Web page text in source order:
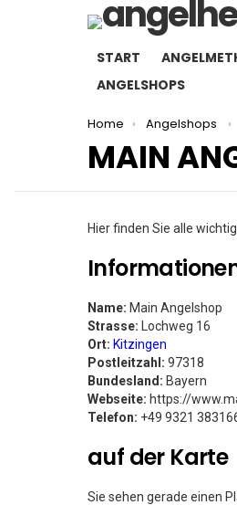
START
ANGELSHOPS
You are here:
Home Angelshops
MAIN
Hier finden Sie alle
Name: Main Angelshop
Strasse: Lochweg 16
Ort: Kitzingen
Postleitzahl: 97318
Bundesland: Bayern
Webseite: https://
Telefon: +49 9321
auf der Karte
Sie sehen gerade einen